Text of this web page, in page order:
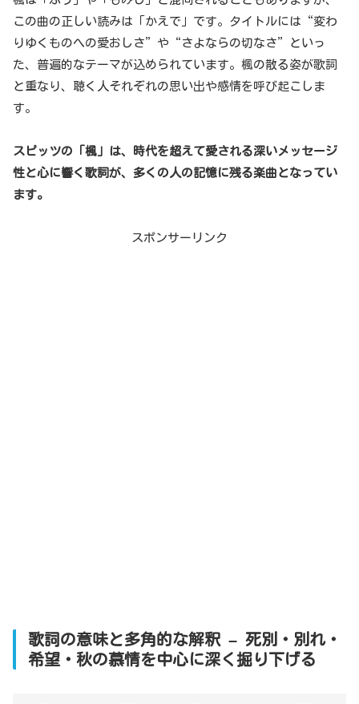
この曲の正しい読みは「かえで」です。タイトルには“変わ
りゆくものへの愛おしさ”や“さよならの切なさ”といっ
た、普遍的なテーマが込められています。楓の散る姿が歌詞
と重なり、聴く人それぞれの思い出や感情を呼び起こしま
す。
スピッツの「楓」は、時代を超えて愛される深いメッセージ
性と心に響く歌詞が、多くの人の記憶に残る楽曲となってい
ます。
スポンサーリンク
歌詞の意味と多角的な解釈 – 死別・別れ・
希望・秋の慕情を中心に深く掘り下げる